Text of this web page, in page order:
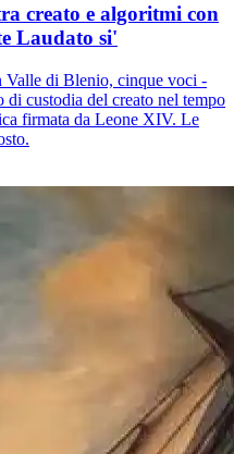
creato e algoritmi con
Laudato si'
Valle di Blenio, cinque voci -
custodia del creato nel tempo
firmata da Leone XIV. Le